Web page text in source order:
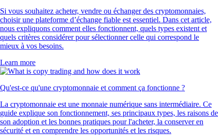
Si vous souhaitez acheter, vendre ou échanger des cryptomonnaies,
choisir une plateforme d’échange fiable est essentiel. Dans cet article,
nous expliquons comment elles fonctionnent, quels types existent et
quels critères considérer pour sélectionner celle qui correspond le
mieux à vos besoins.
Learn more
Qu'est-ce qu'une cryptomonnaie et comment ça fonctionne ?
La cryptomonnaie est une monnaie numérique sans intermédiaire. Ce
guide explique son fonctionnement, ses principaux types, les raisons de
son adoption et les bonnes pratiques pour l'acheter, la conserver en
sécurité et en comprendre les opportunités et les risques.